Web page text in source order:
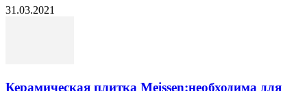
31.03.2021
Керамическая плитка Meissen:необходима для